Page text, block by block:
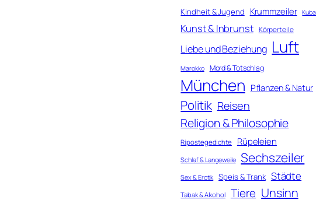
Kindheit & Jugend Krummzeiler Kuba
Kunst & Inbrunst Körperteile
Liebe und Beziehung Luft
Marokko Mord & Totschlag
München Pflanzen & Natur
Politik Reisen
Religion & Philosophie
Ripostegedichte Rüpeleien
Schlaf & Langeweile Sechszeiler
Sex & Erotik Speis & Trank Städte
Tabak & Alkohol Tiere Unsinn